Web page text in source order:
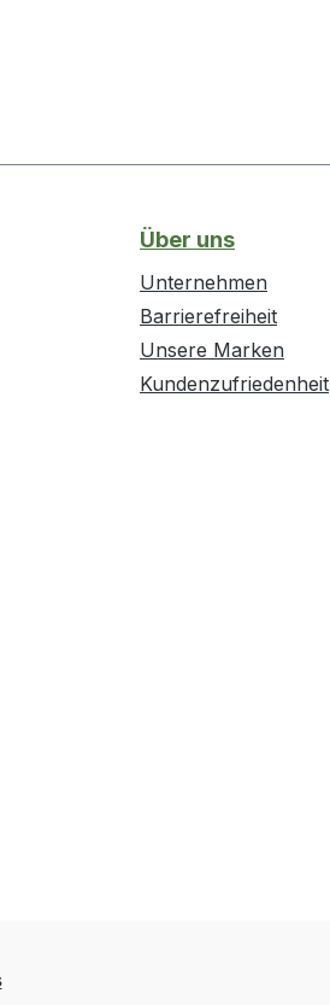
Über uns
Unternehmen
Barrierefreiheit
Unsere Marken
Kundenzufriedenheit